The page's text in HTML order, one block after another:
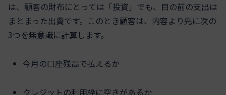
は、顧客の財布にとっては「投資」でも、目の前の支出は
まとまった出費です。このとき顧客は、内容より先に次の
3つを無意識に計算します。
今月の口座残高で払えるか
クレジットの利用枠に空きがあるか